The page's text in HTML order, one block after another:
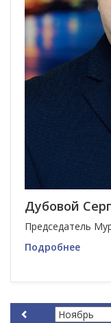
Дубовой
Председатель
Подробнее